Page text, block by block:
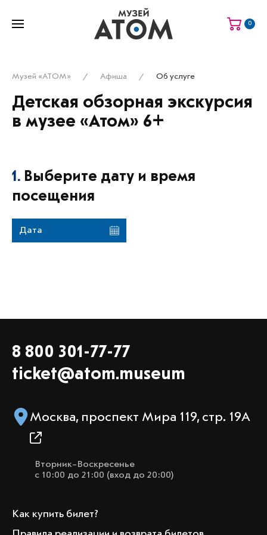
0
Музей «АТОМ» Афиша Об услуге
Детская обзорная экскурсия
в музее «Атом» 6+
1. Выберите дату и время
посещения
Дата
8 800 301-77-77
ticket@atom.museum
Москва, проспект Мира 119, стр. 19А
Вторник–Воскресенье
с 10:00 до 21:00 (вход до 20:00)
Как купить билет?